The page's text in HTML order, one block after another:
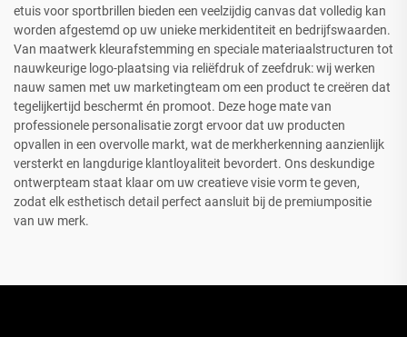
etuis voor sportbrillen bieden een veelzijdig canvas dat volledig kan
worden afgestemd op uw unieke merkidentiteit en bedrijfswaarden.
Van maatwerk kleurafstemming en speciale materiaalstructuren tot
nauwkeurige logo-plaatsing via reliëfdruk of zeefdruk: wij werken
nauw samen met uw marketingteam om een product te creëren dat
tegelijkertijd beschermt én promoot. Deze hoge mate van
professionele personalisatie zorgt ervoor dat uw producten
opvallen in een overvolle markt, wat de merkherkenning aanzienlijk
versterkt en langdurige klantloyaliteit bevordert. Ons deskundige
ontwerpteam staat klaar om uw creatieve visie vorm te geven,
zodat elk esthetisch detail perfect aansluit bij de premiumpositie
van uw merk.